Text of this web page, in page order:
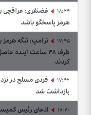
18:24
غضنفری: عراقچی
هرمز پاسخگو باشد
17:45
ترامپ: تنگه هرمز
ظرف ۴۸ ساعت
کردند
17:42
فردی مسلح در
بازداشت شد
17:40
ادعای رئیس